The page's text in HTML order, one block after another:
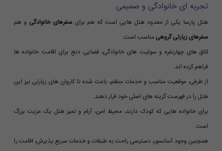
تجربه ای خانوادگی و صمیمی
هتل پارسا یکی از معدود هتل هایی است که هم برای سفرهای خانوادگی و هم
سفرهای زیارتی گروهیمناسب است.
اتاق های چهارنفره و سوئیت های خانوادگی، فضایی دنج برای اقامت خانواده ها
فراهم کرده اند.
از طرفی، موقعیت مناسب و خدمات منظم، باعث شده تا کاروان های زیارتی نیز این
هتل را در فهرست گزینه های اصلی خود قرار دهند.
برای خانواده هایی که کودک دارند، محیط امن، آرام و تمیز هتل یک مزیت بزرگ
است.
همچنین وجود آسانسور، دسترسی راحت به طبقات و خدمات سریع پذیرش، اقامت را